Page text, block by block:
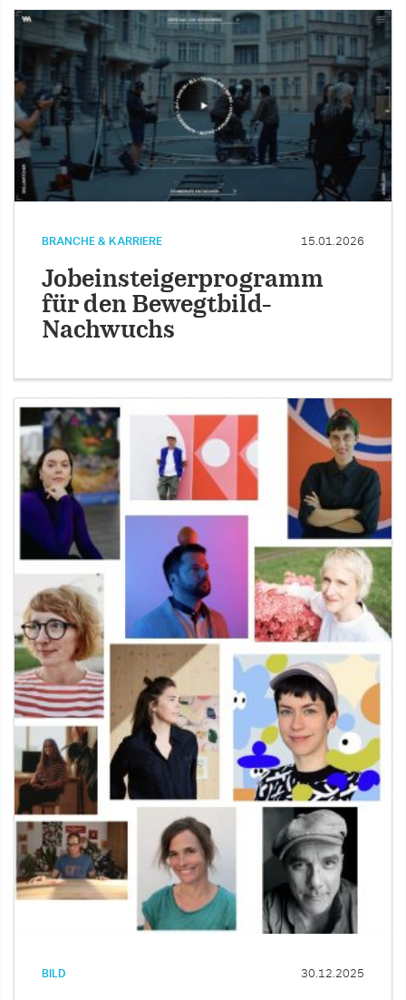
BRANCHE & KARRIERE 15.01.2026
Jobeinsteigerprogramm
für den Bewegtbild-
Nachwuchs
BILD 30.12.2025